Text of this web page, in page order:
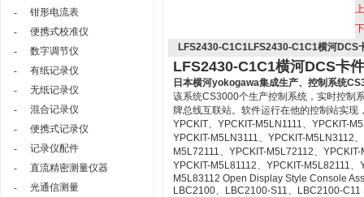
-
钳形电流表
-
便携式校准仪
-
数字调节仪
-
有纸记录仪
-
无纸记录仪
-
混合记录仪
-
便携式记录仪
-
记录仪配件
-
直流精密测量仪器
-
光通信测量
LFS2430-C1C1LFS2430-C1C1横河DCS
LFS2430-C1C1横河DCS卡件
日本横河yokogawa集成生产、控制系统
该系统CS3000个生产控制系统，实时控制
牌总线互联站。软件运行在他的控制站实
YPCKIT、YPCKIT-M5LN1111、YPCKIT-
YPCKIT-M5LN3111、YPCKIT-M5LN3112
M5L72111、YPCKIT-M5L72112、
YPCKIT-M5L81112、YPCKIT-M5L82111
M5L83112 Open Display Style Console
LBC2100、LBC2100-S11、LBC2100-